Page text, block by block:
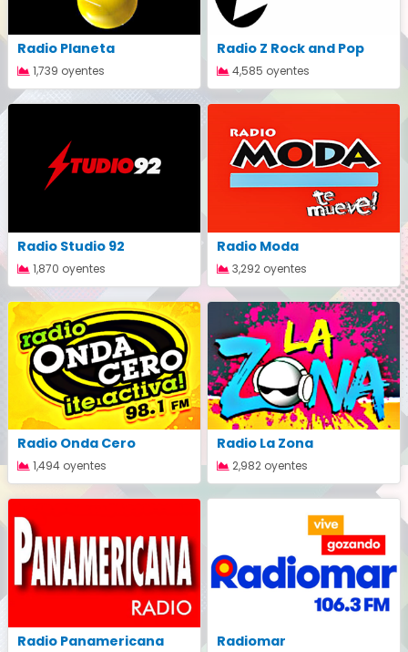
Radio Planeta
1,739 oyentes
Radio Z Rock and Pop
4,585 oyentes
Radio Studio 92
1,870 oyentes
Radio Moda
3,292 oyentes
Radio Onda Cero
1,494 oyentes
Radio La Zona
2,982 oyentes
Radio Panamericana Radiomar